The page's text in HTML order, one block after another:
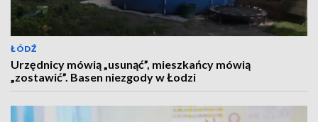
ŁÓDŹ
Urzędnicy mówią „usunąć”, mieszkańcy mówią
„zostawić”. Basen niezgody w Łodzi